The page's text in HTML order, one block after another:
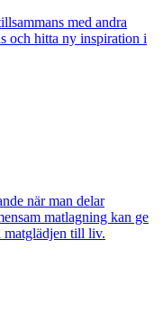
med andra
och hitta ny inspiration i
när man delar
matlagning kan ge
matglädjen till liv.